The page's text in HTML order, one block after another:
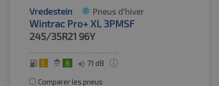
Vredestein Pneus d'hiver
Wintrac Pro+ XL 3PMSF
245/35R21 96Y
E B 71 dB
Comparer les pneus